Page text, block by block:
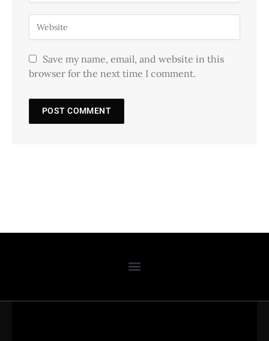
Save my name, email, and website in this
browser for the next time I comment.